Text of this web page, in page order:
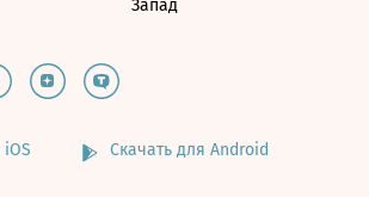
Запад
Скачать для Android